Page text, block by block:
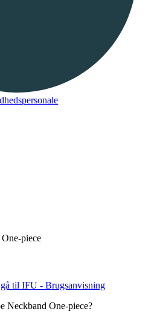
piece
gå til IFU - Brugsanvisning
Neckband One-piece?